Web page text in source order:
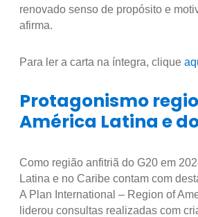
renovado senso de propósito e
afirma.
Para ler a carta na íntegra, clique
Protagonismo
América Latina e
Como região anfitriã do G20 em
Latina e no Caribe contam com
A Plan International – Region of
liderou consultas realizadas com